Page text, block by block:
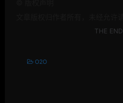
THE END
O2O